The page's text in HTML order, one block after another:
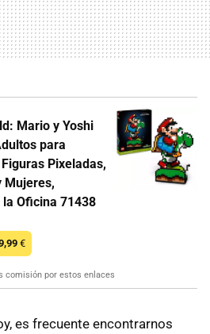
Mario y Yoshi
para
Pixeladas,
Mujeres,
la Oficina 71438
€
comisión por estos enlaces
es frecuente encontrarnos